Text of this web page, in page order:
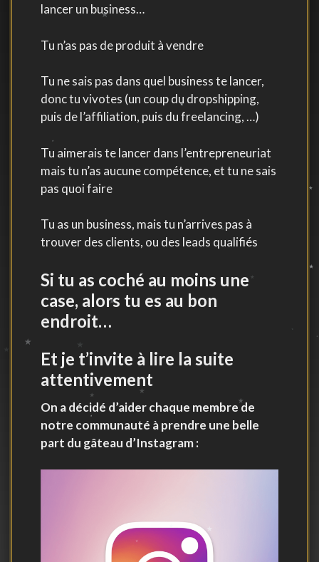
lancer un business…
Tu n’as pas de produit à vendre
Tu ne sais pas dans quel business te lancer,
donc tu vivotes (un coup du dropshipping,
puis de l’affiliation, puis du freelancing, …)
Tu aimerais te lancer dans l’entrepreneuriat
mais tu n’as aucune compétence, et tu ne sais
pas quoi faire
Tu as un business, mais tu n’arrives pas à
trouver des clients, ou des leads qualifiés
Si tu as coché au moins une
case, alors tu es au bon
endroit…
Et je t’invite à lire la suite
attentivement
On a décidé d’aider chaque membre de
notre communauté à prendre une belle
part du gâteau d’Instagram :